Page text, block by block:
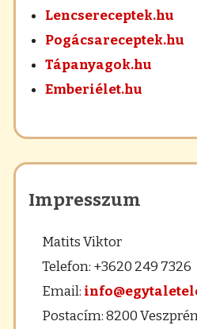
Lencsereceptek.hu
Pogácsareceptek.hu
Tápanyagok.hu
Emberiélet.hu
Impresszum
Matits Viktor
Telefon: +3620 249 7326
Email:
Postacím: 8200